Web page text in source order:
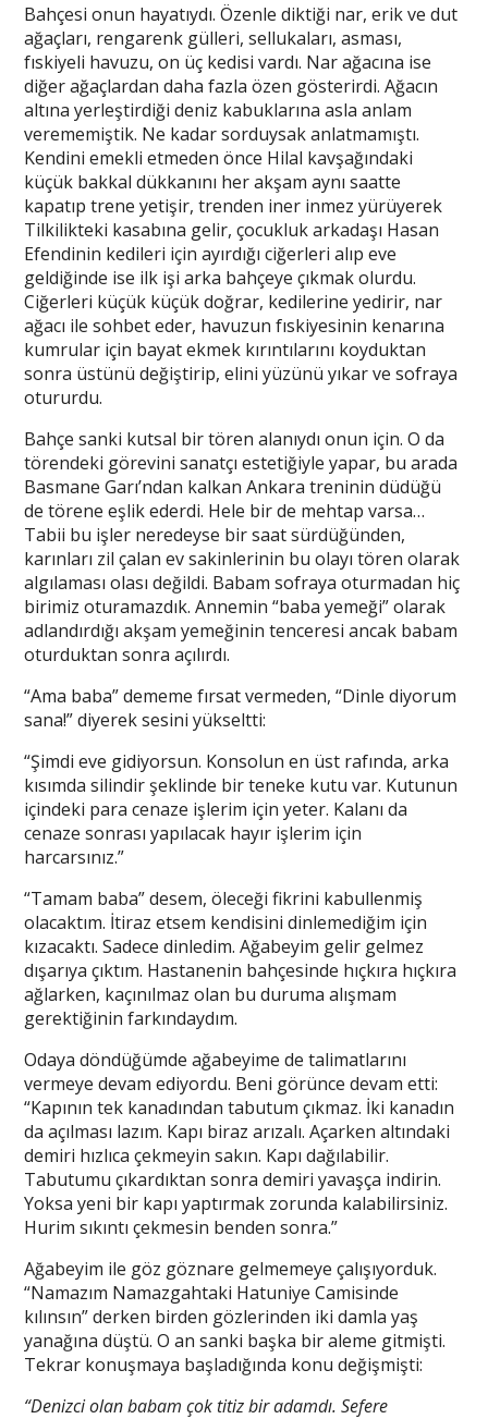
Bahçesi onun hayatıydı. Özenle diktiği nar, erik ve dut
ağaçları, rengarenk gülleri, sellukaları, asması,
fıskiyeli havuzu, on üç kedisi vardı. Nar ağacına ise
diğer ağaçlardan daha fazla özen gösterirdi. Ağacın
altına yerleştirdiği deniz kabuklarına asla anlam
verememiştik. Ne kadar sorduysak anlatmamıştı.
Kendini emekli etmeden önce Hilal kavşağındaki
küçük bakkal dükkanını her akşam aynı saatte
kapatıp trene yetişir, trenden iner inmez yürüyerek
Tilkilikteki kasabına gelir, çocukluk arkadaşı Hasan
Efendinin kedileri için ayırdığı ciğerleri alıp eve
geldiğinde ise ilk işi arka bahçeye çıkmak olurdu.
Ciğerleri küçük küçük doğrar, kedilerine yedirir, nar
ağacı ile sohbet eder, havuzun fıskiyesinin kenarına
kumrular için bayat ekmek kırıntılarını koyduktan
sonra üstünü değiştirip, elini yüzünü yıkar ve sofraya
otururdu.
Bahçe sanki kutsal bir tören alanıydı onun için. O da
törendeki görevini sanatçı estetiğiyle yapar, bu arada
Basmane Garı’ndan kalkan Ankara treninin düdüğü
de törene eşlik ederdi. Hele bir de mehtap varsa…
Tabii bu işler neredeyse bir saat sürdüğünden,
karınları zil çalan ev sakinlerinin bu olayı tören olarak
algılaması olası değildi. Babam sofraya oturmadan hiç
birimiz oturamazdık. Annemin “baba yemeği” olarak
adlandırdığı akşam yemeğinin tenceresi ancak babam
oturduktan sonra açılırdı.
“Ama baba” dememe fırsat vermeden, “Dinle diyorum
sana!” diyerek sesini yükseltti:
“Şimdi eve gidiyorsun. Konsolun en üst rafında, arka
kısımda silindir şeklinde bir teneke kutu var. Kutunun
içindeki para cenaze işlerim için yeter. Kalanı da
cenaze sonrası yapılacak hayır işlerim için
harcarsınız.”
“Tamam baba” desem, öleceği fikrini kabullenmiş
olacaktım. İtiraz etsem kendisini dinlemediğim için
kızacaktı. Sadece dinledim. Ağabeyim gelir gelmez
dışarıya çıktım. Hastanenin bahçesinde hıçkıra hıçkıra
ağlarken, kaçınılmaz olan bu duruma alışmam
gerektiğinin farkındaydım.
Odaya döndüğümde ağabeyime de talimatlarını
vermeye devam ediyordu. Beni görünce devam etti:
“Kapının tek kanadından tabutum çıkmaz. İki kanadın
da açılması lazım. Kapı biraz arızalı. Açarken altındaki
demiri hızlıca çekmeyin sakın. Kapı dağılabilir.
Tabutumu çıkardıktan sonra demiri yavaşça indirin.
Yoksa yeni bir kapı yaptırmak zorunda kalabilirsiniz.
Hurim sıkıntı çekmesin benden sonra.”
Ağabeyim ile göz göznare gelmemeye çalışıyorduk.
“Namazım Namazgahtaki Hatuniye Camisinde
kılınsın” derken birden gözlerinden iki damla yaş
yanağına düştü. O an sanki başka bir aleme gitmişti.
Tekrar konuşmaya başladığında konu değişmişti:
“Denizci olan babam çok titiz bir adamdı. Sefere